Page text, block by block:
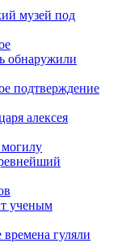
музей под
обнаружили
подтверждение
алексея
ученым
гуляли